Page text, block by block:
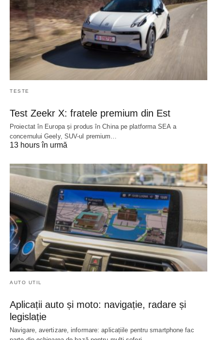
TESTE
Test Zeekr X: fratele premium din Est
Proiectat în Europa și produs în China pe platforma SEA a
concernului Geely, SUV-ul premium…
13 hours în urmă
AUTO UTIL
Aplicații auto și moto: navigație, radare și
legislație
Navigare, avertizare, informare: aplicațiile pentru smartphone fac